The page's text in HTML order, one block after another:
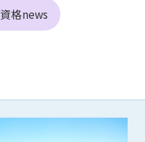
格news
し）
会員申込手続きを完了
わかった場合、その者の会
があります。
かった場合